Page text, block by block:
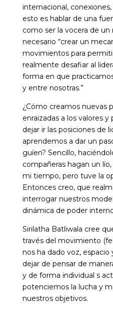
internacional,
esto es hablar de una
como ser la vocera de
necesario “crear un
movimientos para
realmente desafiar al
forma en que
y entre nosotras.”
¿Cómo creamos nuevas
enraizadas a los valores
dejar ir las posiciones de
aprendemos a dar un
guíen? Sencillo,
compañeras hagan un
mi tiempo, pero tuve la
Entonces creo, que
interrogar nuestros
dinámica de poder
Sirilatha Batliwala cree
través del movimiento
nos ha dado voz, espacio
dejar de pensar de
y de forma individual s
potenciemos la lucha y
nuestros objetivos.